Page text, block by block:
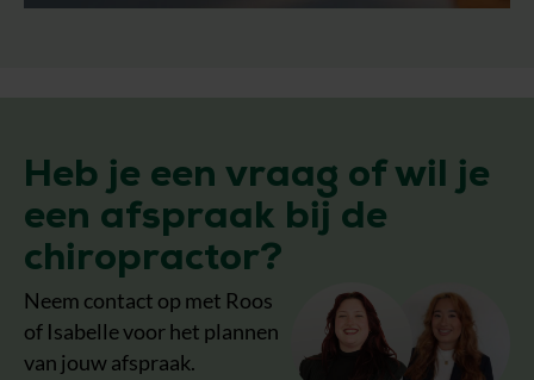
Heb je een vraag of wil je
een afspraak bij de
chiropractor?
Neem contact op met Roos
of Isabelle voor het plannen
van jouw afspraak.